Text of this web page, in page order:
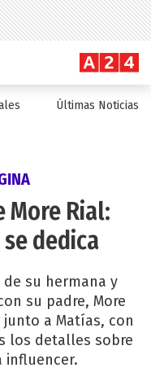
Últimas Noticias
More Rial:
dedica
su hermana y
su padre, More
a Matías, con
los detalles sobre
influencer.